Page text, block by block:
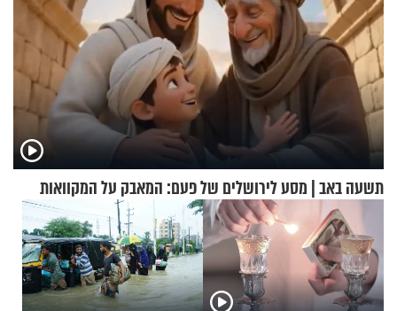
תשעה באב | מסע לירושלים של פעם: המאבק על המקוואות